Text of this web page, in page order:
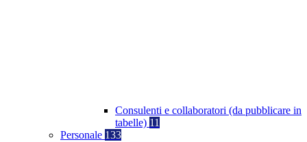
Consulenti e collaboratori (da pubblicare in
tabelle) 11
Personale 133